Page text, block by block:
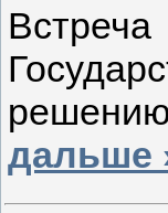
дальше